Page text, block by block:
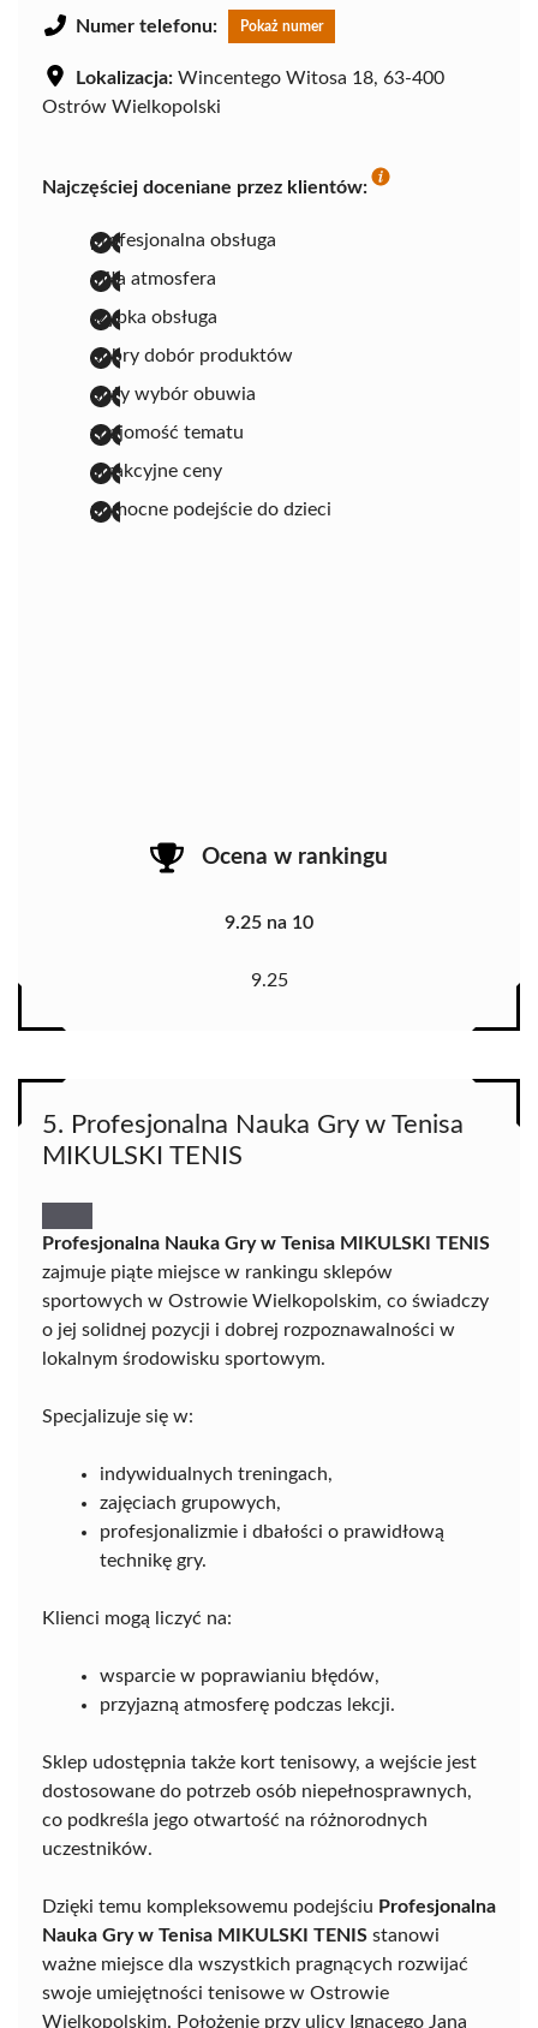
Numer telefonu: Pokaż numer
Lokalizacja: Wincentego Witosa 18, 63-400
Ostrów Wielkopolski
Najczęściej doceniane przez klientów:
profesjonalna obsługa
miła atmosfera
szybka obsługa
dobry dobór produktów
duży wybór obuwia
znajomość tematu
atrakcyjne ceny
pomocne podejście do dzieci
Ocena w rankingu
9.25 na 10
9.25
5. Profesjonalna Nauka Gry w Tenisa
MIKULSKI TENIS
Profesjonalna Nauka Gry w Tenisa MIKULSKI TENIS
zajmuje piąte miejsce w rankingu sklepów
sportowych w Ostrowie Wielkopolskim, co świadczy
o jej solidnej pozycji i dobrej rozpoznawalności w
lokalnym środowisku sportowym.
Specjalizuje się w:
indywidualnych treningach,
zajęciach grupowych,
profesjonalizmie i dbałości o prawidłową
technikę gry.
Klienci mogą liczyć na:
wsparcie w poprawianiu błędów,
przyjazną atmosferę podczas lekcji.
Sklep udostępnia także kort tenisowy, a wejście jest
dostosowane do potrzeb osób niepełnosprawnych,
co podkreśla jego otwartość na różnorodnych
uczestników.
Dzięki temu kompleksowemu podejściu Profesjonalna
Nauka Gry w Tenisa MIKULSKI TENIS stanowi
ważne miejsce dla wszystkich pragnących rozwijać
swoje umiejętności tenisowe w Ostrowie
Wielkopolskim. Położenie przy ulicy Ignacego Jana